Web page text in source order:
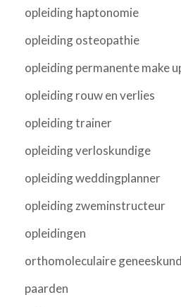
opleiding haptonomie
opleiding osteopathie
opleiding permanente make
opleiding rouw en verlies
opleiding trainer
opleiding verloskundige
opleiding weddingplanner
opleiding zweminstructeur
opleidingen
orthomoleculaire
paarden